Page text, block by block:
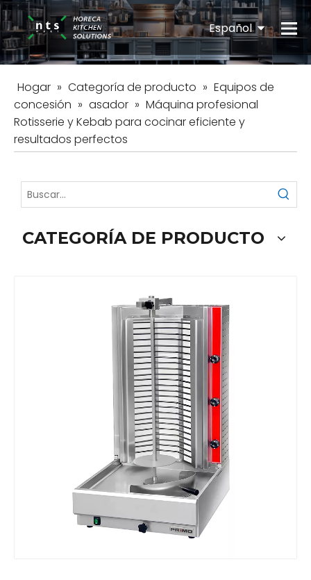
Español
English
Hogar » Categoría de producto » Equipos de
concesión » asador » Máquina profesional
Rotisserie y Kebab para cocinar eficiente y
resultados perfectos
CATEGORÍA DE PRODUCTO